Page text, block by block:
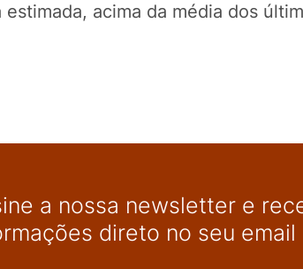
acima da média dos
a nossa newsletter e
direto no seu email